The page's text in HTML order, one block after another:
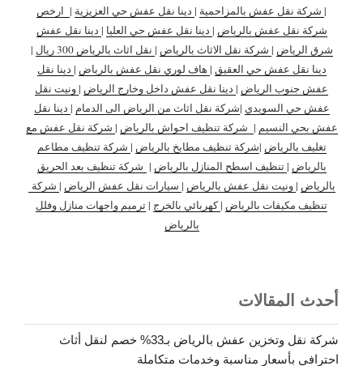
| شركة نقل عفش بالمزاحمية | دينا نقل عفش حي العزيزية | ارخص
شركة نقل عفش بالرياض | دينا نقل عفش حي العليا | دينا نقل عفش
شرق الرياض | شركة نقل الاثاث بالرياض | نقل اثاث بالرياض 300 ريال
|
دينا نقل عفش حي العقيق | هاف لوري نقل عفش بالرياض | دينا نقل
عفش جنوب الرياض | دينا نقل عفش داخل وخارج الرياض | ونيت نقل
عفش حي السويدي |شركة نقل اثاث من الرياض الى الدمام | دينا نقل
عفش بحي النسيم | شركة تنظيف احواش بالرياض | شركة نقل عفش مع
تغليف بالرياض |شركة تنظيف مطابخ بالرياض | شركة تنظيف مطاعم
بالرياض | تنظيف اسطح المنازل بالرياض | شركة تنظيف بعد الحريق
بالرياض | ونيت نقل عفش بالرياض | سيارات نقل عفش الرياض | شركة
تنظيف مكيفات بالرياض |كهربائي بالخرج | ترميم واجهات منازل وفلل
بالرياض
أحدث المقالات
شركة نقل وتخزين عفش بالرياض بـ33% خصم لنقل أثاث
احترافي بأسعار مناسبة وخدمات متكاملة